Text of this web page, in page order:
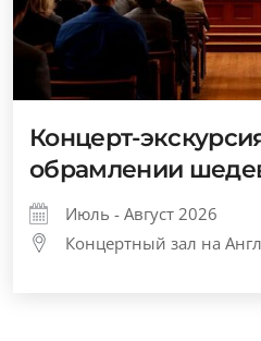
Концерт-
обрамлении
Июль - Август 2026
Концертный зал на